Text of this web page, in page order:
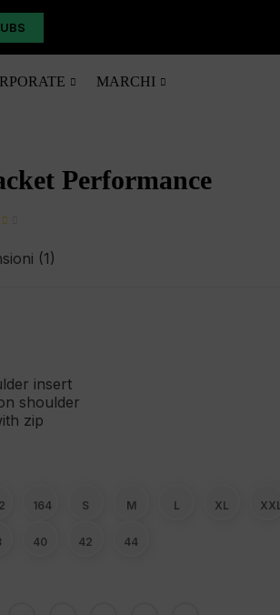
MARCHI
Performance
(1)
insert
shoulder
zip
164 S M L XL XXL
40 42 44